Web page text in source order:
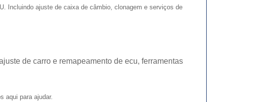
Incluindo ajuste de caixa de câmbio, clonagem e serviços de
de carro e remapeamento de ecu, ferramentas
aqui para ajudar.